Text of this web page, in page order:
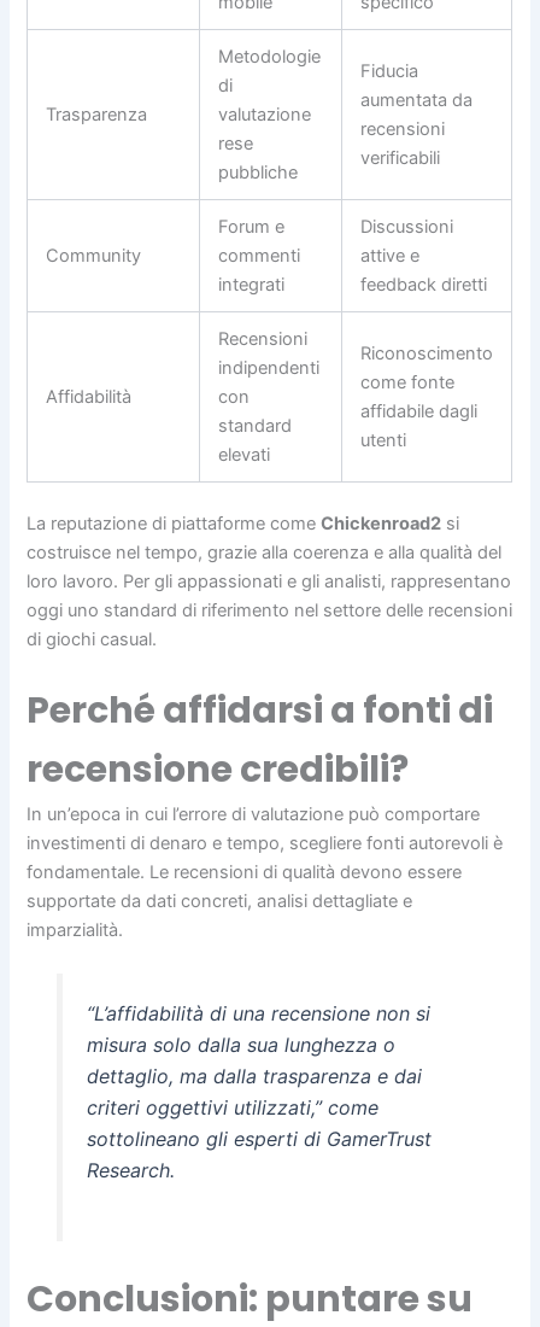
Trasparenza
Metodologie
di
valutazione
rese
pubbliche
Fiducia
aumentata da
recensioni
verificabili
Community
Forum e
commenti
integrati
Discussioni
attive e
feedback diretti
Affidabilità
Recensioni
indipendenti
con
standard
elevati
Riconoscimento
come fonte
affidabile dagli
utenti
La reputazione di piattaforme comeChickenroad2 si
costruisce nel tempo, grazie alla coerenza e alla qualità del
loro lavoro. Per gli appassionati e gli analisti, rappresentano
oggi uno standard di riferimento nel settore delle recensioni
di giochi casual.
Perché affidarsi a fonti di
recensione credibili?
In un’epoca in cui l’errore di valutazione può comportare
investimenti di denaro e tempo, scegliere fonti autorevoli è
fondamentale. Le recensioni di qualità devono essere
supportate da dati concreti, analisi dettagliate e
imparzialità.
“L’affidabilità di una recensione non si
misura solo dalla sua lunghezza o
dettaglio, ma dalla trasparenza e dai
criteri oggettivi utilizzati,” come
sottolineano gli esperti di GamerTrust
Research.
Conclusioni: puntare su